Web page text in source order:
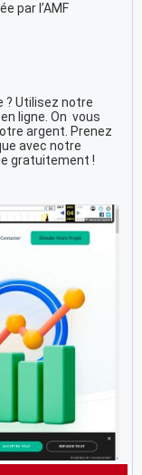
par l’AMF
? Utilisez notre
ligne. On vous
argent. Prenez
avec notre
gratuitement !